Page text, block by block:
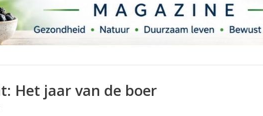
Het jaar van de boer